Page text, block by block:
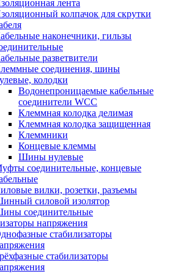
лента
колпачок для скрутки
наконечники, гильзы
разветвители
соединения, шины
колодки
Водонепроницаемые кабельные
соединители WCC
Клеммная колодка делимая
Клеммная колодка защищенная
Клеммники
Концевые клеммы
Шины нулевые
соединительные, концевые
вилки, розетки, разъемы
силовой изолятор
соединительные
напряжения
стабилизаторы
стабилизаторы